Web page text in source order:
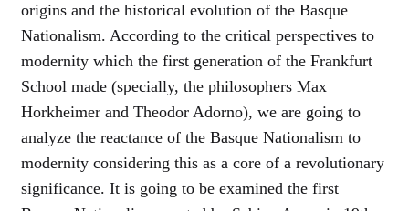
origins and the historical evolution of the Basque
Nationalism. According to the critical perspectives to
modernity which the first generation of the Frankfurt
School made (specially, the philosophers Max
Horkheimer and Theodor Adorno), we are going to
analyze the reactance of the Basque Nationalism to
modernity considering this as a core of a revolutionary
significance. It is going to be examined the first